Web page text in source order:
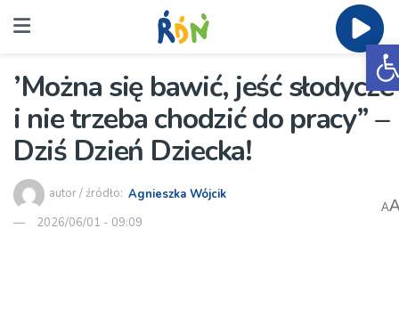
’Można się bawić, jeść słodycze
i nie trzeba chodzić do pracy” –
Dziś Dzień Dziecka!
autor / źródło: Agnieszka Wójcik
2026/06/01 - 09:09
A